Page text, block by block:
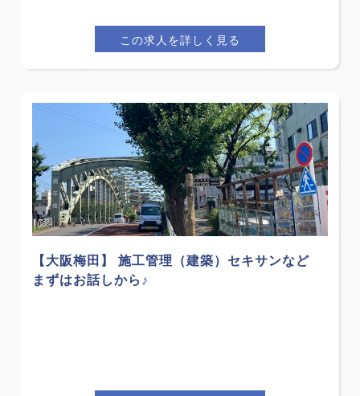
この求人を詳しく見る
【大阪梅田】 施工管理（建築）セキサンなど
まずはお話しから♪